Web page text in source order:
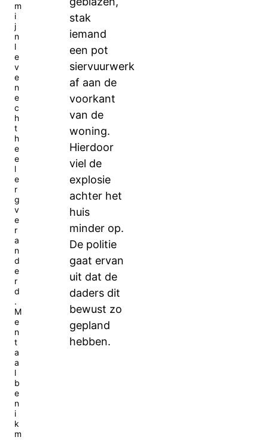
m
i
j
n
l
e
v
e
n
e
c
h
t
h
e
e
l
e
r
g
v
e
r
a
n
d
e
r
d
.
M
e
n
t
a
a
l
b
e
n
i
k
m
stak
iemand
een pot
siervuurwerk
af aan de
voorkant
van de
woning.
Hierdoor
viel de
explosie
achter het
huis
minder op.
De politie
gaat ervan
uit dat de
daders dit
bewust zo
gepland
hebben.